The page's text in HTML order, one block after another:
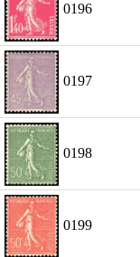
0196
0197
0198
0199